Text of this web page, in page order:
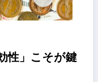
性」こそが鍵